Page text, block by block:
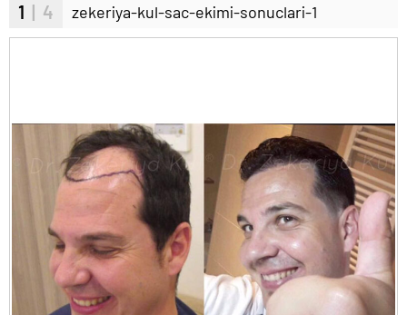
1 | 4 zekeriya-kul-sac-ekimi-sonuclari-1